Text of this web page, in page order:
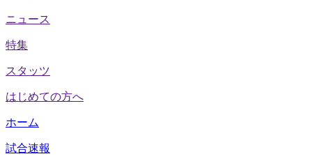
ニュース
特集
スタッツ
はじめての方へ
ホーム
試合速報